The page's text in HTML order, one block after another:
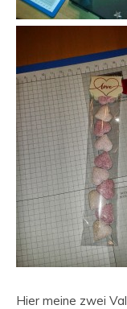
Hier meine zwei